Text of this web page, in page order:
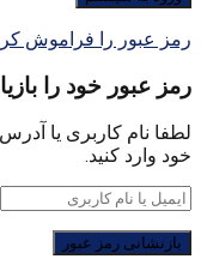
رمز عبور را فراموش
رمز عبور خود را
لطفا نام کاربری یا
خود وارد کنید.